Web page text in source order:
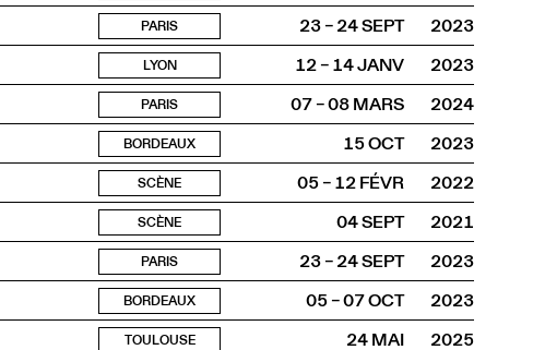
PARIS 23 – 24 SEPT
2023
LYON 12 – 14 JANV
2023
PARIS 07 – 08 MARS
2024
BORDEAUX 15 OCT
2023
SCÈNE 05 – 12 FÉVR
2022
SCÈNE 04 SEPT
2021
PARIS 23 – 24 SEPT
2023
BORDEAUX 05 – 07 OCT
2023
TOULOUSE 24 MAI
2025